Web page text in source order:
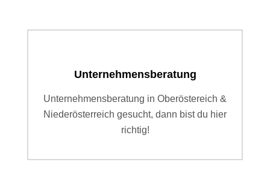
Unternehmensberatung
Unternehmensberatung in Oberöstereich &
Niederösterreich gesucht, dann bist du hier
richtig!